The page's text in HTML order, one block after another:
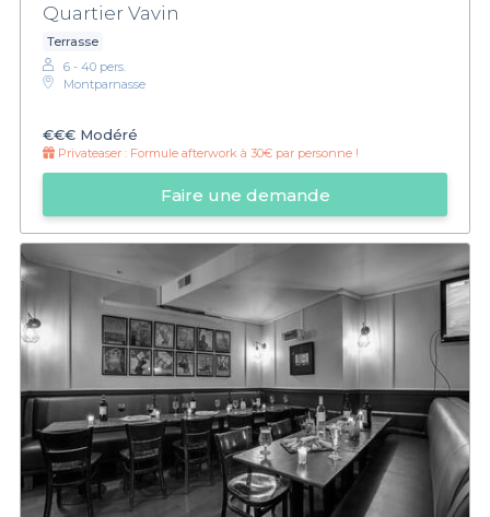
Quartier Vavin
Terrasse
6 - 40 pers.
Montparnasse
€€€ Modéré
Privateaser : Formule afterwork à 30€ par personne !
Faire une demande